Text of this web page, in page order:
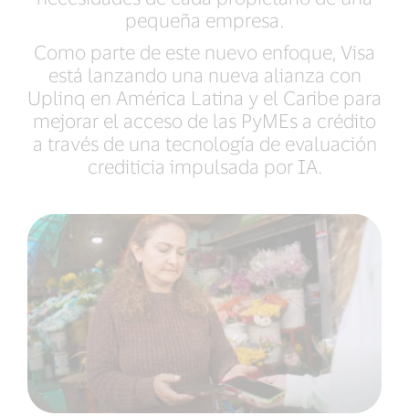
pequeña empresa.
Como parte de este nuevo enfoque, Visa
está lanzando una nueva alianza con
Uplinq en América Latina y el Caribe para
mejorar el acceso de las PyMEs a crédito
a través de una tecnología de evaluación
crediticia impulsada por IA.